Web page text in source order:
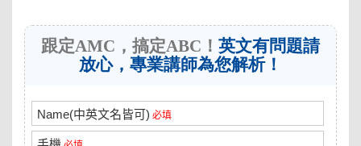
跟定AMC，搞定ABC！ 英文有問題請
放心，專業講師為您解析！